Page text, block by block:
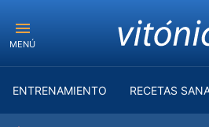
MENÚ
ENTRENAMIENTO RECETAS